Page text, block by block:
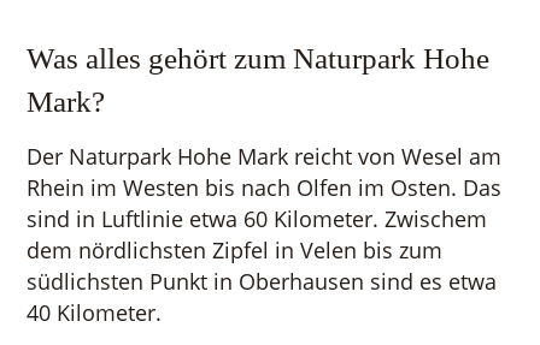
Was alles gehört zum Naturpark Hohe
Mark?
Der Naturpark Hohe Mark reicht von Wesel am
Rhein im Westen bis nach Olfen im Osten. Das
sind in Luftlinie etwa 60 Kilometer. Zwischem
dem nördlichsten Zipfel in Velen bis zum
südlichsten Punkt in Oberhausen sind es etwa
40 Kilometer.